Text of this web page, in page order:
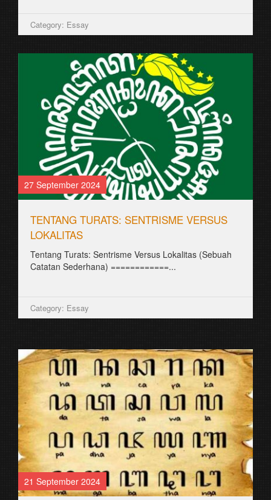
Category: Essay
27 September 2024
TENTANG TURATS: SENTRISME VERSUS
LOKALITAS
Tentang Turats: Sentrisme Versus Lokalitas (Sebuah
Catatan Sederhana) ============...
Category: Essay
21 September 2024